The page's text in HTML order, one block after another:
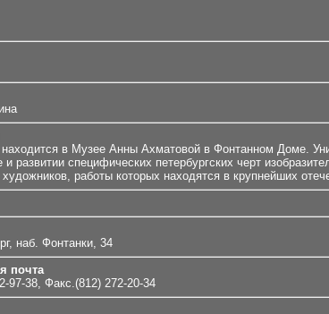
в Музее Анны Ахматовой в Фонтанном Доме.
развитии специфических петербургских черт
художников, работы которых находятся в крупнейших
наб. Фонтанки, 34
почта
97-38, Факс.(812) 272-20-34